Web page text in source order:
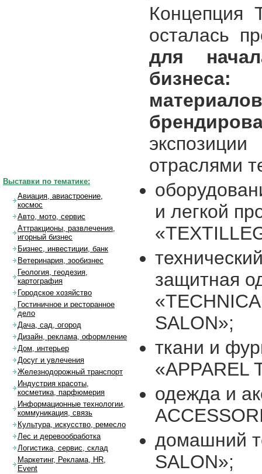
осталась
для
отраслями
и легкой
защитная
SALON»;
ткани и
«APPAREL
одежда и
домашний
SALON»;
Выставки по тематике:
Авиация, авиастроение,
космос
Авто, мото, сервис
Аттракционы, развлечения,
игорный бизнес
Бизнес, инвестиции, банк
Ветеринария, зообизнес
Геология, геодезия,
картография
Городское хозяйство
Гостиничное и ресторанное
дело
Дача, сад, огород
Дизайн, реклама, оформление
Дом, интерьер
Досуг и увлечения
Железнодорожный транспорт
Индустрия красоты,
косметика, парфюмерия
Информационные технологии,
коммуникация, связь
Культура, искусство, ремесло
Лес и деревообработка
Логистика, сервис, склад
Маркетинг, Реклама, HR,
Event